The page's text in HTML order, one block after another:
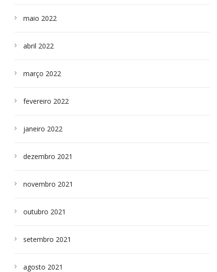
maio 2022
abril 2022
março 2022
fevereiro 2022
janeiro 2022
dezembro 2021
novembro 2021
outubro 2021
setembro 2021
agosto 2021